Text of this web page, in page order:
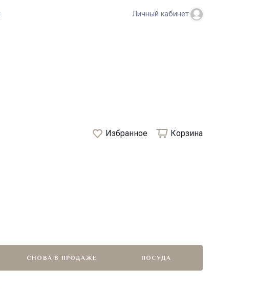
Личный кабинет
Избранное Корзина
СНОВА В ПРОДАЖЕ ПОСУДА